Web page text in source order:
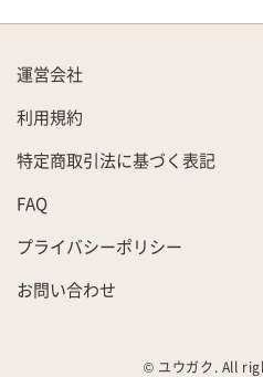
運営会社
利用規約
特定商取引法に基づく表記
FAQ
プライバシーポリシー
お問い合わせ
© ユウガク. All